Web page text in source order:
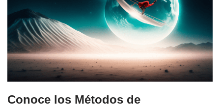
Conoce los Métodos de